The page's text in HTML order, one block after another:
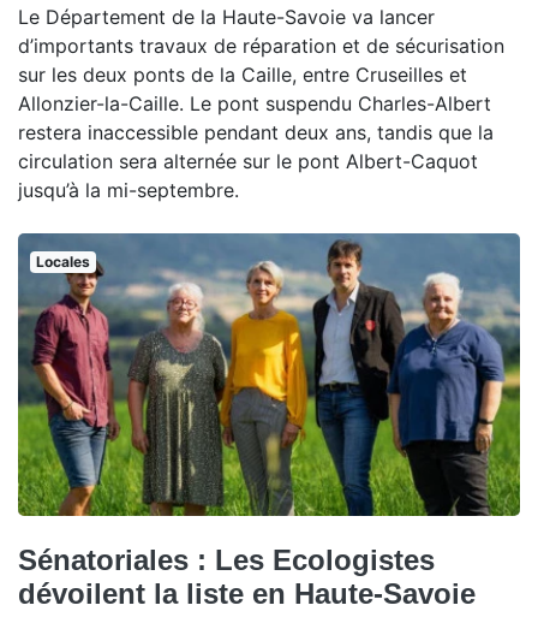
Le Département de la Haute-Savoie va lancer
d’importants travaux de réparation et de sécurisation
sur les deux ponts de la Caille, entre Cruseilles et
Allonzier-la-Caille. Le pont suspendu Charles-Albert
restera inaccessible pendant deux ans, tandis que la
circulation sera alternée sur le pont Albert-Caquot
jusqu’à la mi-septembre.
Locales
Sénatoriales : Les Ecologistes
dévoilent la liste en Haute-Savoie